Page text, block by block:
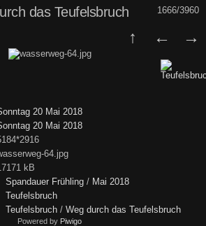
1666/3960
das Teufelsbruch
20 Mai 2018
20 Mai 2018
64.jpg
kB
Spandauer Frühling / Mai 2018
Teufelsbruch
Teufelsbruch / Weg durch das Teufelsbruch
Powered by Piwigo